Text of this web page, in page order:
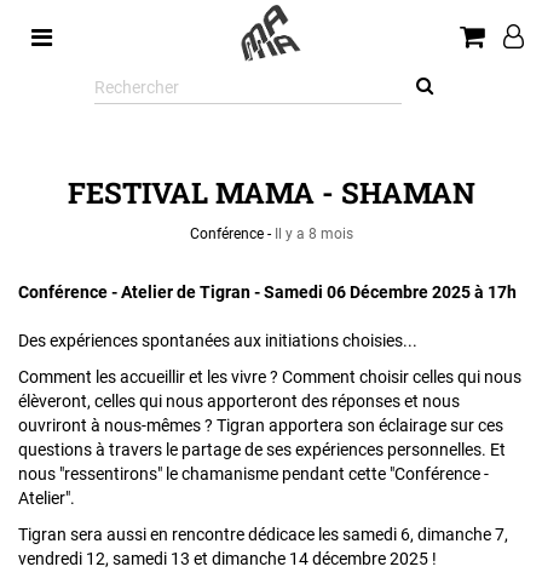
Rechercher
sur
FESTIVAL MAMA - SHAMAN
Conférence - Il y a 8 mois
Conférence - Atelier de Tigran - Samedi 06 Décembre 2025 à 17h
Des expériences spontanées aux initiations choisies...
Comment les accueillir et les vivre ? Comment choisir celles qui nous
élèveront, celles qui nous apporteront des réponses et nous
ouvriront à nous-mêmes ? Tigran apportera son éclairage sur ces
questions à travers le partage de ses expériences personnelles. Et
nous "ressentirons" le chamanisme pendant cette "Conférence -
Atelier".
Tigran sera aussi en rencontre dédicace les samedi 6, dimanche 7,
vendredi 12, samedi 13 et dimanche 14 décembre 2025 !